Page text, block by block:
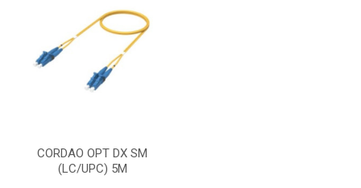
CORDAO OPT DX SM
(LC/UPC) 5M